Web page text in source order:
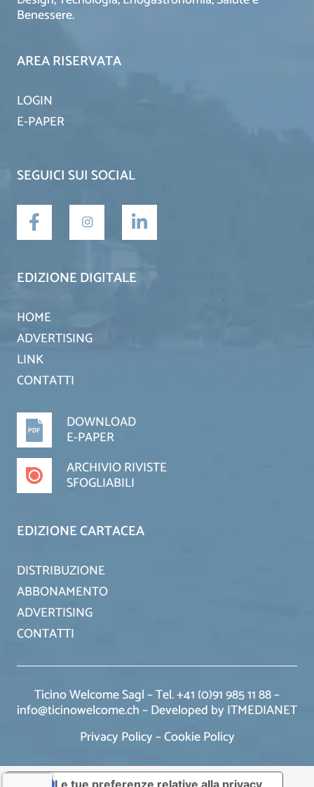
Benessere.
AREA RISERVATA
LOGIN
E-PAPER
SEGUICI SUI SOCIAL
EDIZIONE DIGITALE
HOME
ADVERTISING
LINK
CONTATTI
DOWNLOAD
E-PAPER
ARCHIVIO RIVISTE
SFOGLIABILI
EDIZIONE CARTACEA
DISTRIBUZIONE
ABBONAMENTO
ADVERTISING
CONTATTI
Ticino Welcome Sagl – Tel. +41 (0)91 985 11 88 –
info@ticinowelcome.ch –Developed by ITMEDIANET
Privacy Policy–Cookie Policy